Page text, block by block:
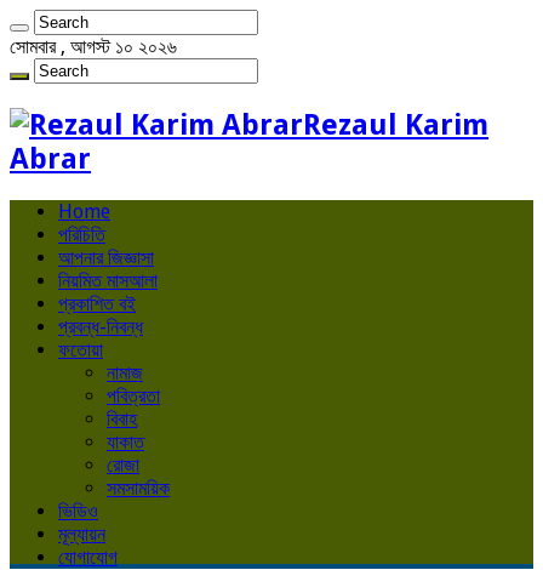
সোমবার , আগস্ট ১০ ২০২৬
Rezaul Karim
Abrar
Home
পরিচিতি
আপনার জিজ্ঞাসা
নিয়মিত মাসআলা
প্রকাশিত বই
প্রবন্ধ-নিবন্ধ
ফতোয়া
নামাজ
পবিত্রতা
বিবাহ
যাকাত
রোজা
সমসাময়িক
ভিডিও
মূল্যায়ন
যোগাযোগ